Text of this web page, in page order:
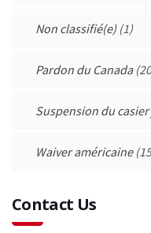
Non classifié(e) (1)
Pardon du Canada
Suspension du
Waiver américaine
Contact Us